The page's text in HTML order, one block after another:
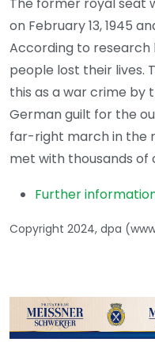
The former royal seat
on February 13, 1945
According to research
people lost their lives.
this as a war crime by
German guilt for the
far-right march in the
met with thousands
Further
Copyright 2024, dpa